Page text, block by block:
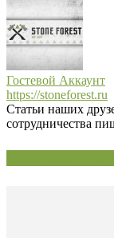
Гостевой Аккаунт
https://stoneforest.ru
Статьи наших
сотрудничества